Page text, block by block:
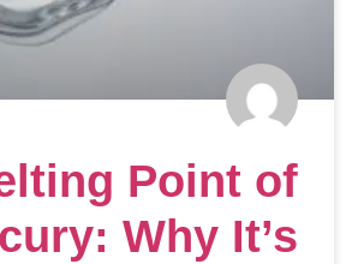
Point of
Why It’s